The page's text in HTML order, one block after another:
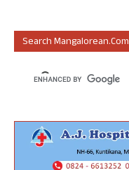
Search Mangalorean.com